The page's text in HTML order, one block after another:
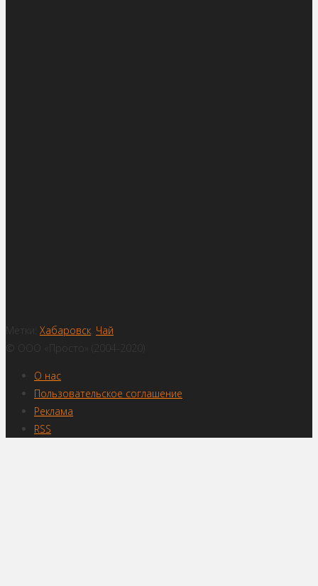
Метки: Хабаровск Чай
© ООО «Просто» (2004-2020)
О нас
Пользовательское соглашение
Реклама
RSS